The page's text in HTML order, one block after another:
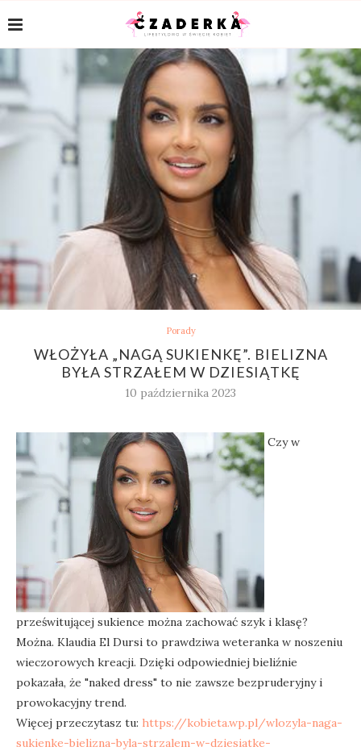
Porady
WŁOŻYŁA „NAGĄ SUKIENKĘ”. BIELIZNA
BYŁA STRZAŁEM W DZIESIĄTKĘ
10 października 2023
Czy w
prześwitującej sukience można zachować szyk i klasę?
Można. Klaudia El Dursi to prawdziwa weteranka w noszeniu
wieczorowych kreacji. Dzięki odpowiedniej bieliźnie
pokazała, że "naked dress" to nie zawsze bezpruderyjny i
prowokacyjny trend.
Więcej przeczytasz tu: https://kobieta.wp.pl/wlozyla-naga-
sukienke-bielizna-byla-strzalem-w-dziesiatke-